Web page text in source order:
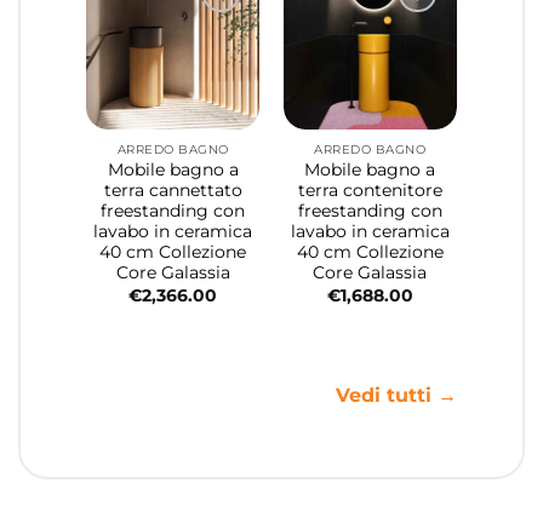
ARREDO BAGNO
Mobile bagno a
terra cannettato
freestanding con
lavabo in ceramica
40 cm Collezione
Core Galassia
€2,366.00
ARREDO BAGNO
Mobile bagno a
terra contenitore
freestanding con
lavabo in ceramica
40 cm Collezione
Core Galassia
€1,688.00
Vedi tutti →